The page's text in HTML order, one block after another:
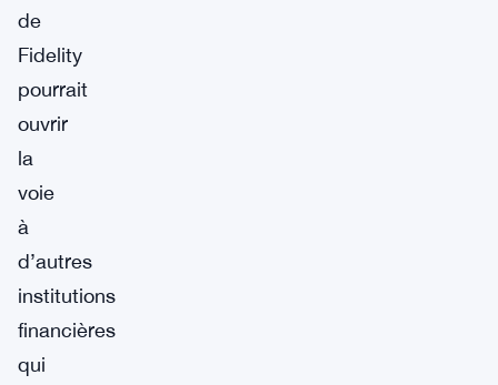
de
Fidelity
pourrait
ouvrir
la
voie
à
d’autres
institutions
financières
qui